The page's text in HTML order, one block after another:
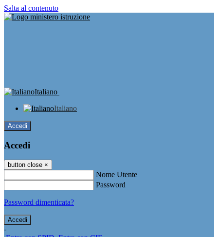
Salta al contenuto
Italiano
Italiano
Accedi
Accedi
button close ×
Nome Utente
Password
Password dimenticata?
-